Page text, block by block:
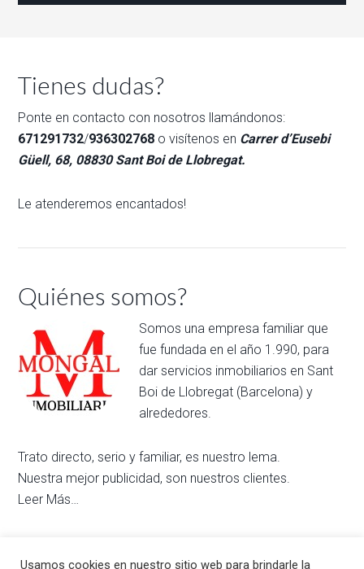
Tienes dudas?
Ponte en contacto con nosotros llamándonos:
671291732/936302768 o visítenos en Carrer d’Eusebi
Güell, 68, 08830 Sant Boi de Llobregat.
Le atenderemos encantados!
Quiénes somos?
Somos una empresa familiar que
fue fundada en el año 1.990, para
dar servicios inmobiliarios en Sant
Boi de Llobregat (Barcelona) y
alrededores.
Trato directo, serio y familiar, es nuestro lema.
Nuestra mejor publicidad, son nuestros clientes.
Leer Más…
Usamos cookies en nuestro sitio web para brindarle la